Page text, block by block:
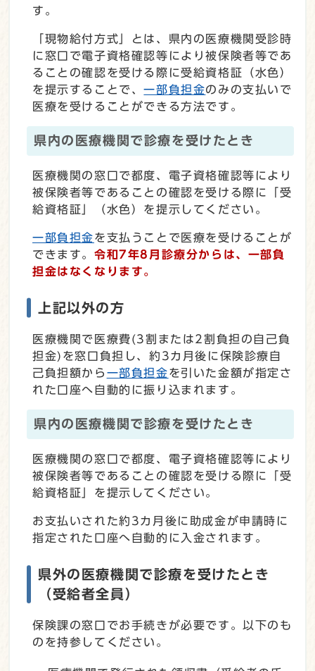
す。
「現物給付方式」とは、県内の医療機関受診時
に窓口で電子資格確認等により被保険者等であ
ることの確認を受ける際に受給資格証（水色）
を提示することで、一部負担金のみの支払いで
医療を受けることができる方法です。
県内の医療機関で診療を受けたとき
医療機関の窓口で都度、電子資格確認等により
被保険者等であることの確認を受ける際に「受
給資格証」（水色）を提示してください。
一部負担金を支払うことで医療を受けることが
できます。 令和7年8月診療分からは、一部負
担金はなくなります。
上記以外の方
医療機関で医療費(3割または2割負担の自己負
担金)を窓口負担し、約3カ月後に保険診療自
己負担額から 一部負担金を引いた金額が指定さ
れた口座へ自動的に振り込まれます。
県内の医療機関で診療を受けたとき
医療機関の窓口で都度、電子資格確認等により
被保険者等であることの確認を受ける際に「受
給資格証」を提示してください。
お支払いされた約3カ月後に助成金が申請時に
指定された口座へ自動的に入金されます。
県外の医療機関で診療を受けたとき
（受給者全員）
保険課の窓口でお手続きが必要です。以下のも
のを持参してください。